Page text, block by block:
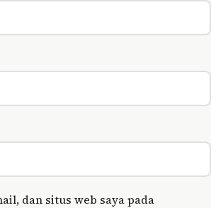
dan situs web saya pada